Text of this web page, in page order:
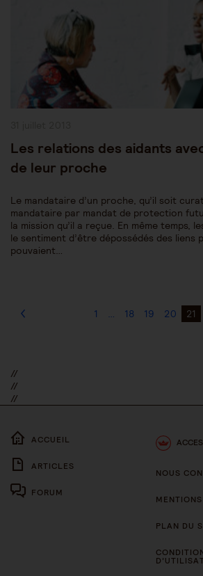
Les relations des aidants
de leur proche
Le mandataire d’un proche, qu’il soit
mandataire par mandat de protection
la mission qu’il a reçue. En même temps,
le sentiment d’être dépossédés des liens
pouvaient…
1 … 18 19 20 21
//
//
//
ACCUEIL
ARTICLES
FORUM
NOUS
PLAN DU